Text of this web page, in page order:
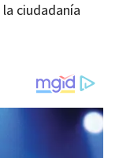
ciudadanía